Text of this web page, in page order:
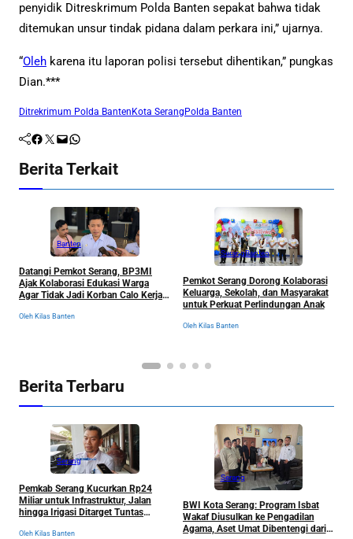
penyidik Ditreskrimum Polda Banten sepakat bahwa tidak
ditemukan unsur tindak pidana dalam perkara ini,” ujarnya.
“Oleh karena itu laporan polisi tersebut dihentikan,” pungkas
Dian.***
Ditrekrimum Polda BantenKota SerangPolda Banten
Facebook Twitter Mail WhatsApp
Berita Terkait
Banten
Datangi Pemkot Serang, BP3MI
Ajak Kolaborasi Edukasi Warga
Agar Tidak Jadi Korban Calo Kerja
Oleh Kilas Banten
SerangBanten
Pemkot Serang Dorong Kolaborasi
Keluarga, Sekolah, dan Masyarakat
untuk Perkuat Perlindungan Anak
Oleh Kilas Banten
Berita Terbaru
Serang
Pemkab Serang Kucurkan Rp24
Miliar untuk Infrastruktur, Jalan
hingga Irigasi Ditarget Tuntas
Oleh Kilas Banten
Serang
BWI Kota Serang: Program Isbat
Wakaf Diusulkan ke Pengadilan
Agama, Aset Umat Dibentengi dari